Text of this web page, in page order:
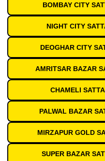
BOMBAY CITY
NIGHT CITY
DEOGHAR CITY
AMRITSAR BAZAR
CHAMELI
PALWAL BAZAR
MIRZAPUR GOLD
SUPER BAZAR